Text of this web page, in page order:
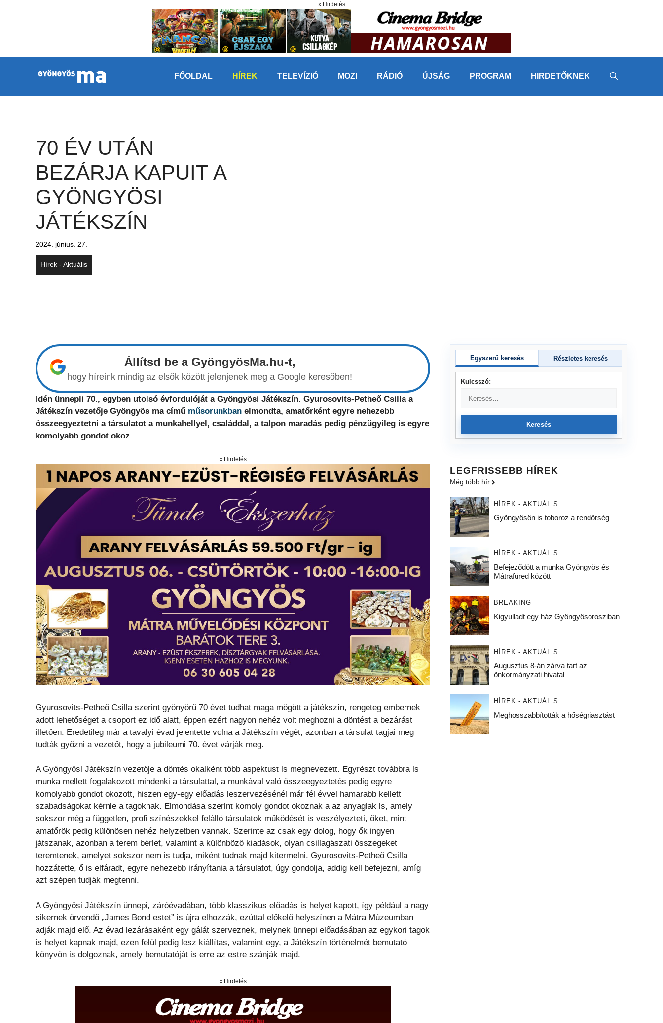
x Hirdetés
FŐOLDAL HÍREK TELEVÍZIÓ MOZI RÁDIÓ ÚJSÁG PROGRAM HIRDETŐKNEK
70 ÉV UTÁN
BEZÁRJA KAPUIT A
GYÖNGYÖSI
JÁTÉKSZÍN
2024. június. 27.
Hírek - Aktuális
Állítsd be a GyöngyösMa.hu-t,
hogy híreink mindig az elsők között jelenjenek meg a Google keresőben!
Idén ünnepli 70., egyben utolsó évfordulóját a Gyöngyösi Játékszín. Gyurosovits-Petheő Csilla a
Játékszín vezetője Gyöngyös ma című műsorunkban elmondta, amatőrként egyre nehezebb
összeegyeztetni a társulatot a munkahellyel, családdal, a talpon maradás pedig pénzügyileg is egyre
komolyabb gondot okoz.
x Hirdetés
Gyurosovits-Petheő Csilla szerint gyönyörű 70 évet tudhat maga mögött a játékszín, rengeteg embernek
adott lehetőséget a csoport ez idő alatt, éppen ezért nagyon nehéz volt meghozni a döntést a bezárást
illetően. Eredetileg már a tavalyi évad jelentette volna a Játékszín végét, azonban a társulat tagjai meg
tudták győzni a vezetőt, hogy a jubileumi 70. évet várják meg.
A Gyöngyösi Játékszín vezetője a döntés okaiként több aspektust is megnevezett. Egyrészt továbbra is
munka mellett fogalakozott mindenki a társulattal, a munkával való összeegyeztetés pedig egyre
komolyabb gondot okozott, hiszen egy-egy előadás leszervezésénél már fél évvel hamarabb kellett
szabadságokat kérnie a tagoknak. Elmondása szerint komoly gondot okoznak a az anyagiak is, amely
sokszor még a független, profi színészekkel felálló társulatok működését is veszélyezteti, őket, mint
amatőrök pedig különösen nehéz helyzetben vannak. Szerinte az csak egy dolog, hogy ők ingyen
játszanak, azonban a terem bérlet, valamint a különböző kiadások, olyan csillagászati összegeket
teremtenek, amelyet sokszor nem is tudja, miként tudnak majd kitermelni. Gyurosovits-Petheő Csilla
hozzátette, ő is elfáradt, egyre nehezebb irányítania a társulatot, úgy gondolja, addig kell befejezni, amíg
azt szépen tudják megtenni.
A Gyöngyösi Játékszín ünnepi, záróévadában, több klasszikus előadás is helyet kapott, így például a nagy
sikernek örvendő „James Bond estet” is újra elhozzák, ezúttal előkelő helyszínen a Mátra Múzeumban
adják majd elő. Az évad lezárásaként egy gálát szerveznek, melynek ünnepi előadásában az egykori tagok
is helyet kapnak majd, ezen felül pedig lesz kiállítás, valamint egy, a Játékszín történelmét bemutató
könyvön is dolgoznak, amely bemutatóját is erre az estre szánják majd.
x Hirdetés
Egyszerű keresés Részletes keresés
Kulcsszó:
Keresés
LEGFRISSEBB HÍREK
Még több hír
HÍREK - AKTUÁLIS
Gyöngyösön is toboroz a rendőrség
HÍREK - AKTUÁLIS
Befejeződött a munka Gyöngyös és
Mátrafüred között
BREAKING
Kigyulladt egy ház Gyöngyösorosziban
HÍREK - AKTUÁLIS
Augusztus 8-án zárva tart az
önkormányzati hivatal
HÍREK - AKTUÁLIS
Meghosszabbították a hőségriasztást